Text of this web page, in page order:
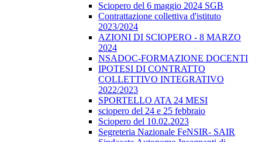
Sciopero del 6 maggio 2024 SGB
Contrattazione collettiva d'istituto
2023/2024
AZIONI DI SCIOPERO - 8 MARZO
2024
NSADOC-FORMAZIONE DOCENTI
IPOTESI DI CONTRATTO
COLLETTIVO INTEGRATIVO
2022/2023
SPORTELLO ATA 24 MESI
sciopero del 24 e 25 febbraio
Sciopero del 10.02.2023
Segreteria Nazionale FeNSIR- SAIR